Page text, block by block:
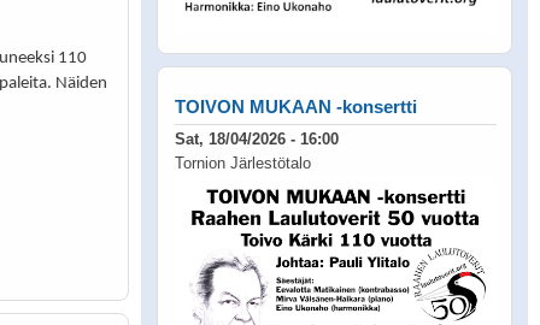
110
Näiden
TOIVON MUKAAN -konsertti
Sat, 18/04/2026 - 16:00
Tornion Järlestötalo